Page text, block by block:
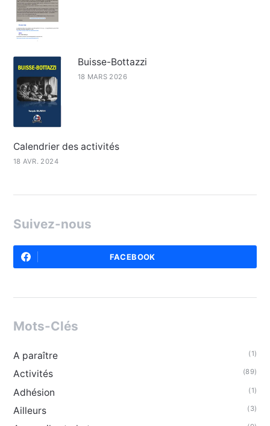
Buisse-Bottazzi
18 MARS 2026
Calendrier des activités
18 AVR. 2024
Suivez-nous
FACEBOOK
Mots-Clés
A paraître (1)
Activités (89)
Adhésion (1)
Ailleurs (3)